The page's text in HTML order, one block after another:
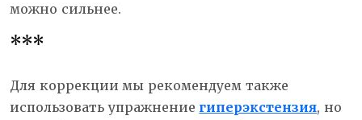
можно сильнее.
***
Для коррекции мы рекомендуем также
использовать упражнение гиперэкстензия, но